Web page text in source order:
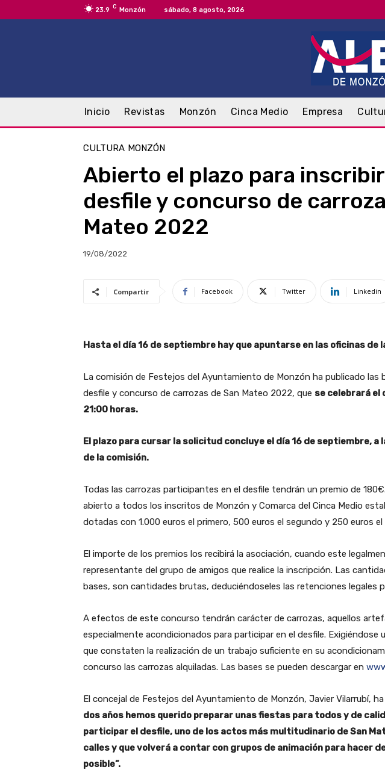
23.9 C Monzón sábado, 8 agosto, 2026
Inicio Revistas Monzón Cinca Medio Empresa
CULTURA MONZÓN
Abierto el plazo para
desfile y concurso de
Mateo 2022
19/08/2022
Compartir Facebook Twitter Linkedin
Hasta el día 16 de septiembre hay que apuntarse en las oficinas de
La comisión de Festejos del Ayuntamiento de Monzón ha publicado las
desfile y concurso de carrozas de San Mateo 2022, que se celebrará el
21:00 horas.
El plazo para cursar la solicitud concluye el día 16 de septiembre, a
de la comisión.
Todas las carrozas participantes en el desfile tendrán un premio de
abierto a todos los inscritos de Monzón y Comarca del Cinca Medio
dotadas con 1.000 euros el primero, 500 euros el segundo y 250 euros el
El importe de los premios los recibirá la asociación, cuando este
representante del grupo de amigos que realice la inscripción. Las
bases, son cantidades brutas, deduciéndoseles las retenciones legales
A efectos de este concurso tendrán carácter de carrozas, aquellos
especialmente acondicionados para participar en el desfile. Exigiéndose
que constaten la realización de un trabajo suficiente en su
concurso las carrozas alquiladas. Las bases se pueden descargar en
El concejal de Festejos del Ayuntamiento de Monzón, Javier Vilarrubí,
dos años hemos querido preparar unas fiestas para todos y de
participar el desfile, uno de los actos más multitudinario de San
calles y que volverá a contar con grupos de animación para hacer
posible”.